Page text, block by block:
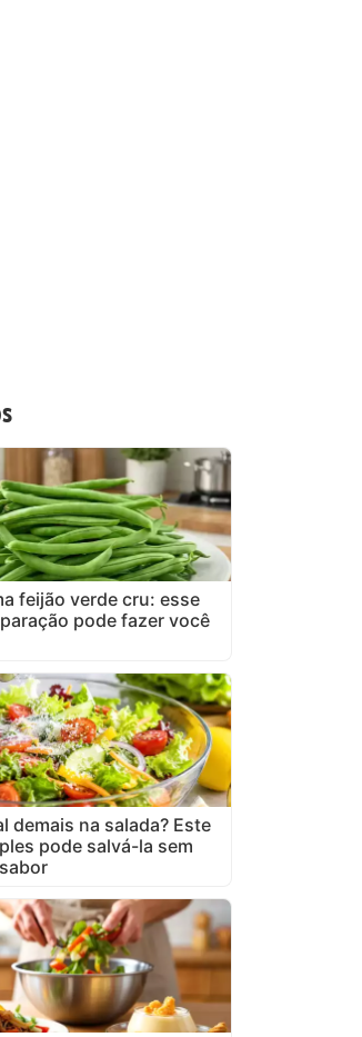
feijão verde cru: esse
pode fazer você
demais na salada? Este
pode salvá-la sem